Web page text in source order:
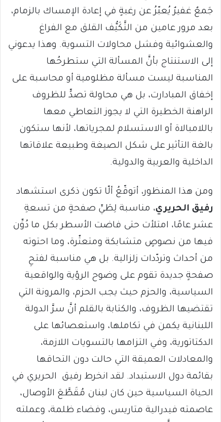
جَمعٌ غفيرٌ يُعبّرُ عن رغبةٍ في إعادة الإمساك بالزمام،
بعد مرور عامين من التَّكَيُّف القلق مع الفراغ
والعشوائية وفشل محاولات التسوية. وهذا يدعوني
إلى الاستنتاج بأنَّ المسألة التي ستطرحُها
المناسبة ليست مسألة مظلومية أو محاسبة على
إخفاق المبادارت، بل هي محاولة تصدٍّ للظروف
الراهنة الخطيرة التي لا يجوز التعاطي معها
باللامبالاة أو الاستسلام لمجرياتها، لأنها ستكون
بالغة التأثير على شكل الصيغة وطبيعة علاقاتها
الداخلية والعربية والدولية.
ومن هذا المنظور، أتوقّعُ ألّا تكون ذكرى استشهاد
رفيق الحريري، مناسبة لِطَيِّ صفحةٍ من تسعةِ
عشر عامًا، امتلأت حتى فاضت الأسطر بكل ما دُوِّن
فيها من نصوصٍ متشابكة ومتعثّرة، وما احتوته
من أحداث وتردّدات زلزالية. بل هي مناسبة لفتحِ
صفحةٍ جديدة تقوم على وضوح الرؤية والواقعية
السياسية، والحزم حيث يجب الحزم، والمرونة التي
تقتضيها الظروف، والكتابة بالقلم أنَّ سرَّ الدولة
اللبنانية يكمن في تكاملها، واستعصائها على
الدكتاتورية، وفي التزامها بالتسويات اللازمة،
والمعادلات العميقة التي حالت دون التحاقها
بقائمة دول الاستبداد. لقد انخرط رفيق الحريري في
الحياة السياسية حين كان لبنان مُقَطَّعَ الأوصال،
عاصمته فيدرالية متاريس، وفضاء ظلمة، وعملته